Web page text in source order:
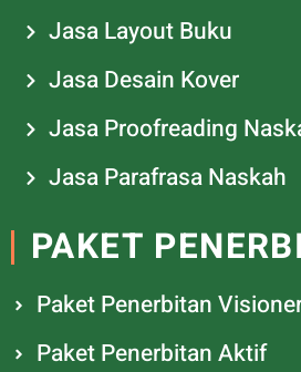
Jasa Layout Buku
Jasa Desain Kover
Jasa Proofreading
Jasa Parafrasa Naskah
PAKET
Paket Penerbitan
Paket Penerbitan Aktif